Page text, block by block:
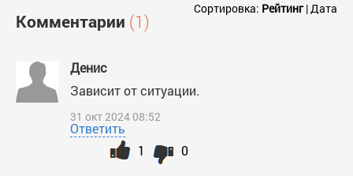
Комментарии (1)
Сортировка: Рейтинг|Дата
Денис
Зависит от ситуации.
31 окт 2024 08:52
Ответить
0
1